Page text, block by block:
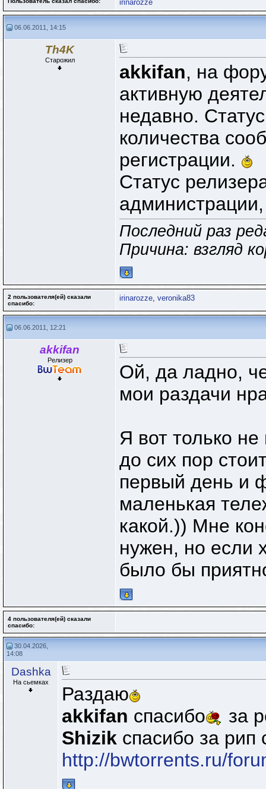
irinarozze
06.06.2011, 14:15
Th4K
Старожил
akkifan, на
активную
недавно.
количества
регистрации.
Статус
Последний раз
Причина: взгляд
2 пользователя(ей) сказали
cпасибо:
irinarozze, veronika83
06.06.2011, 12:21
akkifan
Релизер
Ой, да ладно,
мои раздачи
Я вот только
до сих пор
первый день и
маленькая
какой.)) Мне
нужен, но если
было бы
4 пользователя(ей) сказали
cпасибо:
30.04.2026,
14:08
Dashka
На сьемках
Раздаю
akkifan спасибо
за
Shizik спасибо за
http://bwtorrents.ru/